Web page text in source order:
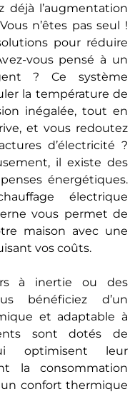
déjà l’augmentation
n’êtes pas seul !
pour réduire
vous pensé à un
? Ce système
la température de
inégalée, tout en
et vous redoutez
d’électricité ?
il existe des
énergétiques.
électrique
vous permet de
maison avec une
vos coûts.
à inertie ou des
bénéficiez d’un
et adaptable à
sont dotés de
optimisent leur
la consommation
confort thermique